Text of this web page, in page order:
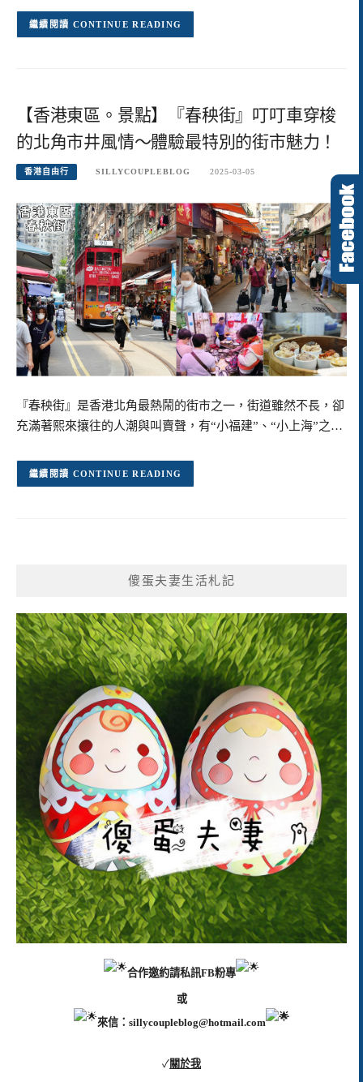
CONTINUE READING
【香港東區。景點】『春秧街』叮叮車穿梭
的北角市井風情～體驗最特別的街市魅力！
香港自由行 SILLYCOUPLEBLOG 2025-03-05
『春秧街』是香港北角最熱鬧的街市之一，街道雖然不長，卻
充滿著熙來攘往的人潮與叫賣聲，有“小福建”、“小上海”之…
CONTINUE READING
傻蛋夫妻生活札記
合作邀約請私訊FB粉專
或
來信： sillycoupleblog@hotmail.com
✓關於我